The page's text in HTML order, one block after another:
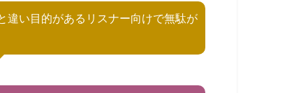
違い目的があるリスナー向けで無駄が